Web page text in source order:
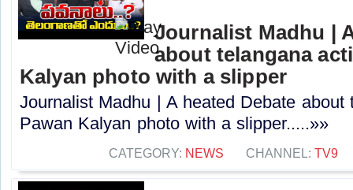
Journalist Madhu |
about telangana
Kalyan photo with a slipper
Journalist Madhu | A heated Debate about
Pawan Kalyan photo with a slipper.....»»
CATEGORY: NEWS CHANNEL: TV9